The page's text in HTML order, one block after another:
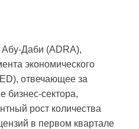
(ADRA),
экономического
отвечающее за
бизнес‑сектора,
рост количества
в первом квартале